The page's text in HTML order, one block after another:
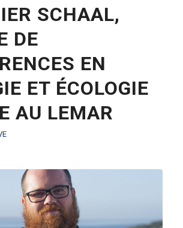
SCHAAL,
DE
EN
ET ÉCOLOGIE
AU LEMAR